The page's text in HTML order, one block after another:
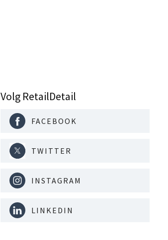
Volg RetailDetail
FACEBOOK
TWITTER
INSTAGRAM
LINKEDIN